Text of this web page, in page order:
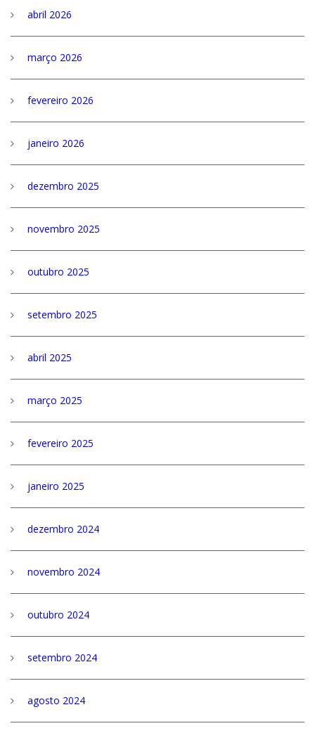
abril 2026
março 2026
fevereiro 2026
janeiro 2026
dezembro 2025
novembro 2025
outubro 2025
setembro 2025
abril 2025
março 2025
fevereiro 2025
janeiro 2025
dezembro 2024
novembro 2024
outubro 2024
setembro 2024
agosto 2024